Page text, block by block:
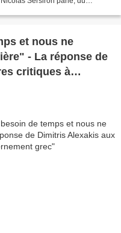
et nous ne
- La réponse de
critiques à
grec